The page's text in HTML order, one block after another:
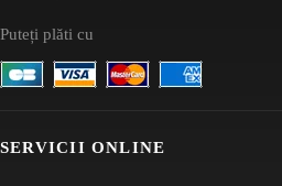
Puteți plăti cu
SERVICII ONLINE